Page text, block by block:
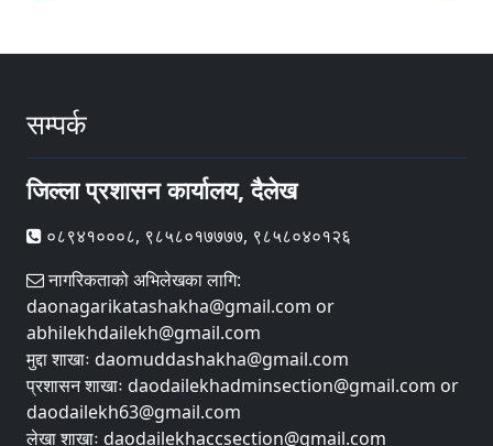
सम्पर्क
जिल्ला प्रशासन कार्यालय, दैलेख
०८९४१०००८, ९८५८०१७७७७, ९८५८०४०१२६
नागरिकताको अभिलेखका लागि:
daonagarikatashakha@gmail.com or
abhilekhdailekh@gmail.com
मुद्दा शाखाः daomuddashakha@gmail.com
प्रशासन शाखाः daodailekhadminsection@gmail.com or
daodailekh63@gmail.com
लेखा शाखाः daodailekhaccsection@gmail.com